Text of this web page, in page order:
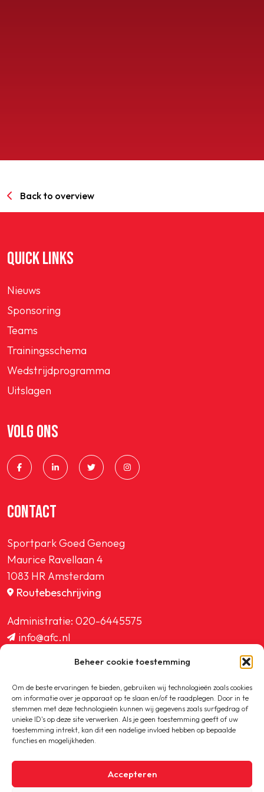
Beheer cookie toestemming
Om de beste ervaringen te bieden, gebruiken wij technologieën zoals cookies
om informatie over je apparaat op te slaan en/of te raadplegen. Door in te
stemmen met deze technologieën kunnen wij gegevens zoals surfgedrag of
unieke ID's op deze site verwerken. Als je geen toestemming geeft of uw
toestemming intrekt, kan dit een nadelige invloed hebben op bepaalde
functies en mogelijkheden.
Accepteren
Back to overview
QUICK LINKS
Nieuws
Sponsoring
Teams
Trainingsschema
Wedstrijdprogramma
Uitslagen
VOLG ONS
CONTACT
Sportpark Goed Genoeg
Maurice Ravellaan 4
1083 HR Amsterdam
Routebeschrijving
Administratie: 020-6445575
info@afc.nl
ledenadministratie@afc.nl
Copyright © 2020-2026 AFC